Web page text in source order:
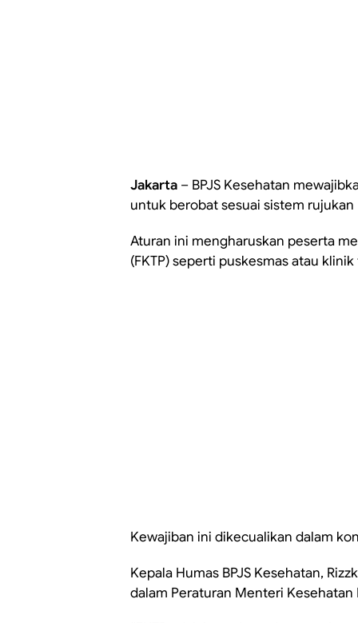
Jakarta – BPJS Kesehatan
untuk berobat sesuai sistem
Aturan ini mengharuskan peserta
(FKTP) seperti puskesmas atau
Kewajiban ini dikecualikan dalam
Kepala Humas BPJS Kesehatan,
dalam Peraturan Menteri Kesehatan